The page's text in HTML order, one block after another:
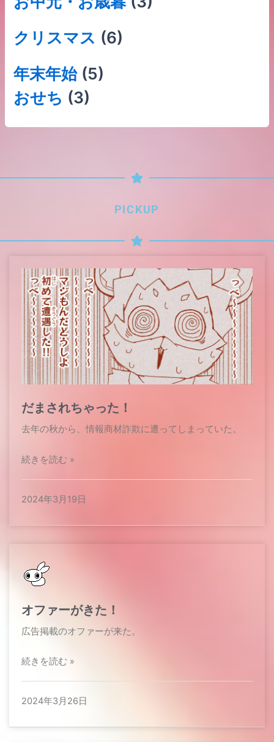
クリスマス (6)
年末年始(5)
おせち (3)
PICKUP
だまされちゃった！
去年の秋から、情報商材詐欺に遭ってしまっていた。
続きを読む »
2024年3月19日
オファーがきた！
広告掲載のオファーが来た。
続きを読む »
2024年3月26日